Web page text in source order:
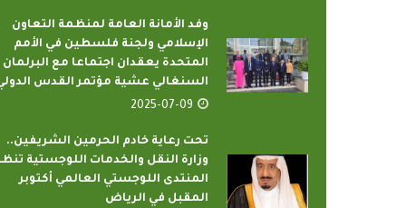
وفد الأمانة العامة لمنظمة التعاون
الإسلامي ولجنة فلسطين في الأمم
المتحدة يعقدان اجتماعا مع البرلمان
السنغالي عشية مؤتمر القدس
2025-07-09
تحت رعاية خادم الحرمين الشريفين..
وزارة النقل والخدمات اللوجستية
المنتدى اللوجستي العالمي أكتوبر
المقبل في الرياض